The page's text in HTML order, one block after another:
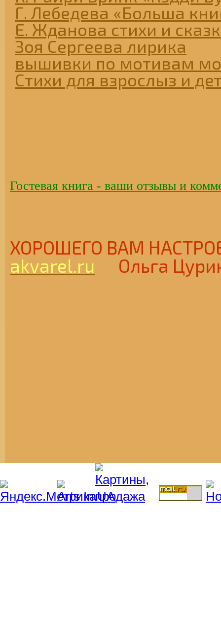
Г. Лебедева «Больша
Е. Жданова стихи и
Зоя Сергеева лирика
вышивки по мотивам
Стихи для взрослыз и
Гостевая книга - ваши отзывы и
ХОРОШЕГО ВАМ
akvarel.ru
Ольга